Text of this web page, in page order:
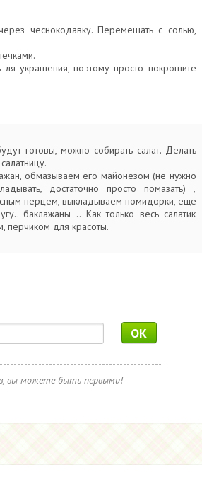
через чеснокодавку. Перемешать с солью,
украшения, поэтому просто покрошите
готовы, можно собирать салат. Делать
обмазываем его майонезом (не нужно
достаточно просто помазать) ,
перцем, выкладываем помидорки, еще
баклажаны .. Как только весь салатик
перчиком для красоты.
OK
вы можете быть первыми!